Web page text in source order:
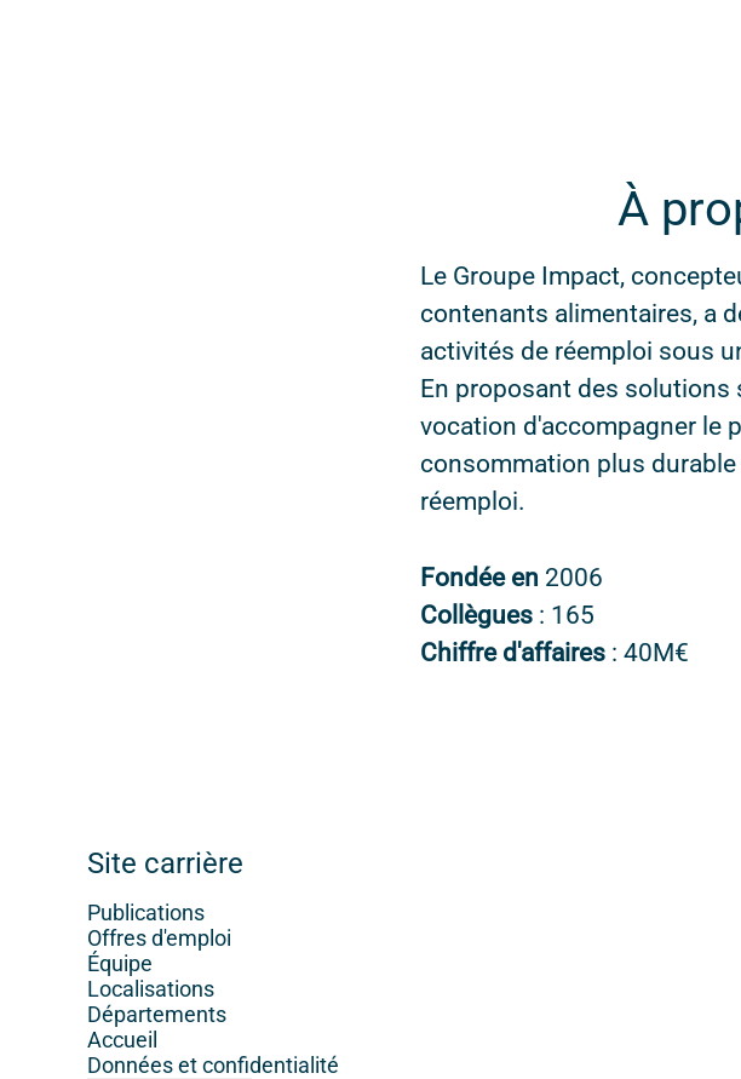
À
Le Groupe Impact,
contenants alimentaires, a
activités de réemploi sous
En proposant des solutions
vocation d'accompagner le
consommation plus durable
réemploi.
Fondée en 2006
Collègues : 165
Chiffre d'affaires : 40M€
Site carrière
Publications
Offres d'emploi
Équipe
Localisations
Départements
Accueil
Données et confidentialité